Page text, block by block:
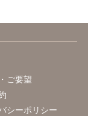
ご要望
シーポリシー